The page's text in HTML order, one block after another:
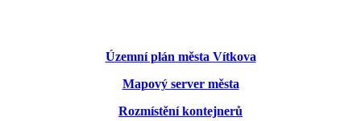
Územní plán města Vítkova
Mapový server města
Rozmístění kontejnerů